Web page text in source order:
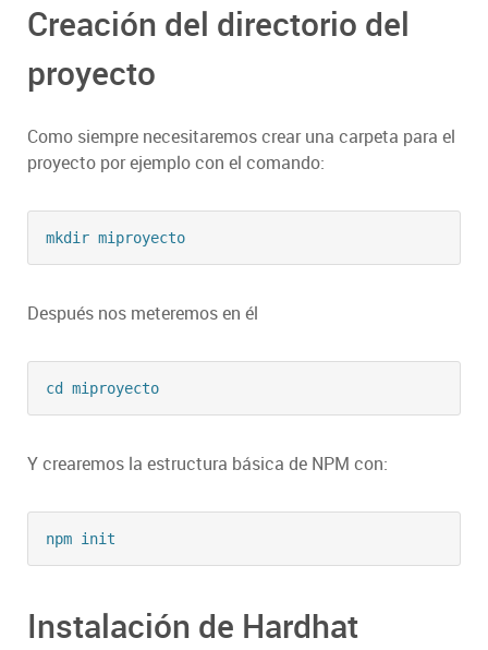
Creación del directorio del
proyecto
Como siempre necesitaremos crear una carpeta para el
proyecto por ejemplo con el comando:
mkdir miproyecto
Después nos meteremos en él
cd miproyecto
Y crearemos la estructura básica de NPM con:
npm init
Instalación de Hardhat